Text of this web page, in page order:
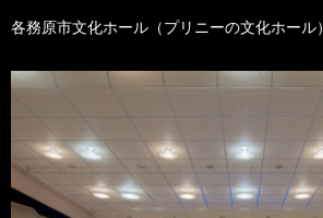
各務原市文化ホール（プリニーの文化ホール）